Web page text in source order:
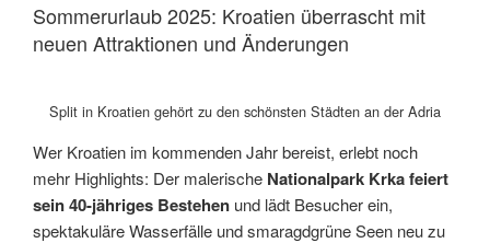
Sommerurlaub 2025: Kroatien überrascht mit
neuen Attraktionen und Änderungen
Split in Kroatien gehört zu den schönsten Städten an der Adria
Wer Kroatien im kommenden Jahr bereist, erlebt noch
mehr Highlights: Der malerische Nationalpark Krka feiert
sein 40-jähriges Bestehen und lädt Besucher ein,
spektakuläre Wasserfälle und smaragdgrüne Seen neu zu